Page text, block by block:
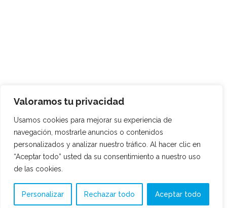
Valoramos tu privacidad
Usamos cookies para mejorar su experiencia de
navegación, mostrarle anuncios o contenidos
personalizados y analizar nuestro tráfico. Al hacer clic en
“Aceptar todo” usted da su consentimiento a nuestro uso
de las cookies.
Personalizar Rechazar todo Aceptar todo